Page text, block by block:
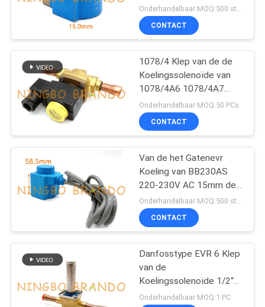
CONTACT
MET
ONS
OP
VRAAG
EEN
OFFERTE
NEWS
SITEMAP
15mm van de de
Koelingssolenoïde de
Kleprol
CONTACT
1078/4 Klep van de de
Koelingssolenoïde van
1078/4A6 1078/4A7
1/2“ ODS
Onderhandelbaar MOQ:50 PCs
CONTACT
Van de het Gatenevr
Koeling van BB230AS
220-230V AC 15mm de
Rol van de de
Solenoïdeklep
Onderhandelbaar MOQ:500 stuks
CONTACT
Danfosstype EVR 6 Klep
van de
Koelingssolenoïde 1/2“
032F1217
Onderhandelbaar MOQ:1 PC